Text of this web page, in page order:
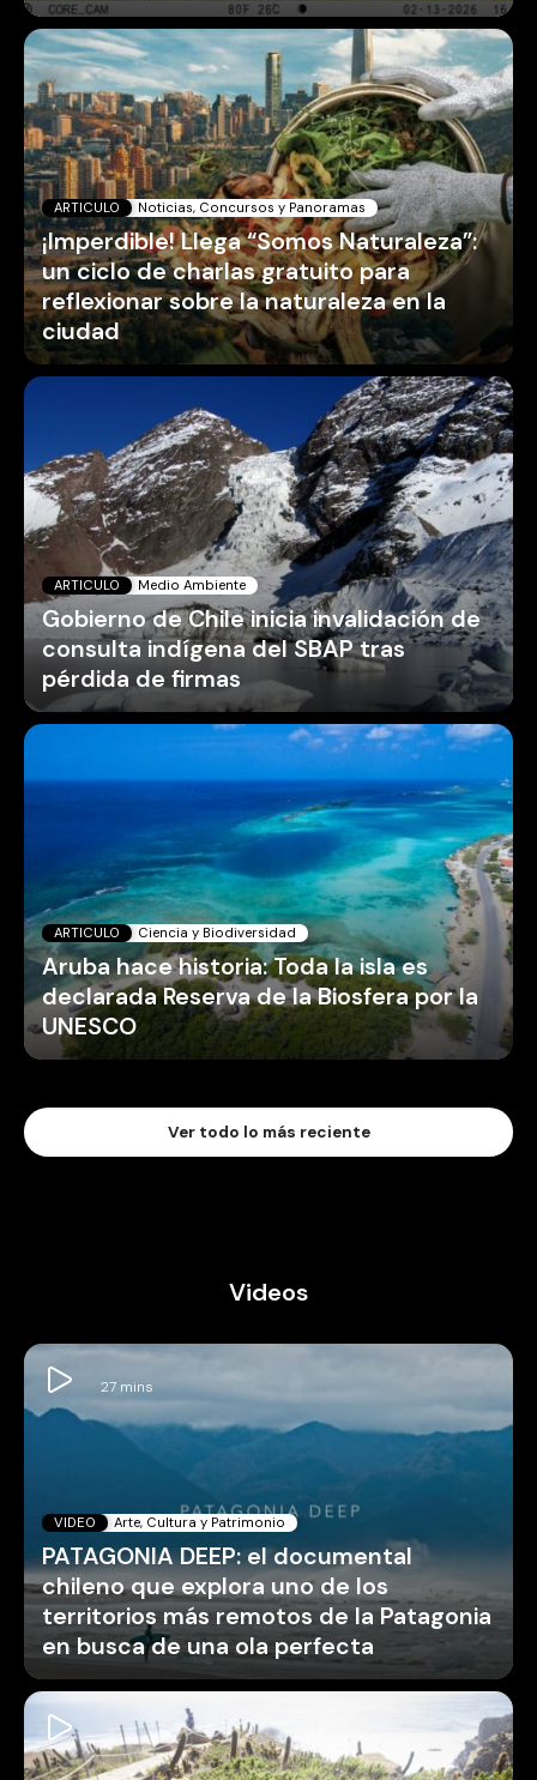
ARTICULO Noticias, Concursos y Panoramas
¡Imperdible! Llega “Somos Naturaleza”:
un ciclo de charlas gratuito para
reflexionar sobre la naturaleza en la
ciudad
ARTICULO Medio Ambiente
Gobierno de Chile inicia invalidación de
consulta indígena del SBAP tras
pérdida de firmas
ARTICULO Ciencia y Biodiversidad
Aruba hace historia: Toda la isla es
declarada Reserva de la Biosfera por la
UNESCO
Ver todo lo más reciente
Videos
VIDEO Arte, Cultura y Patrimonio
PATAGONIA DEEP: el documental
chileno que explora uno de los
territorios más remotos de la Patagonia
en busca de una ola perfecta